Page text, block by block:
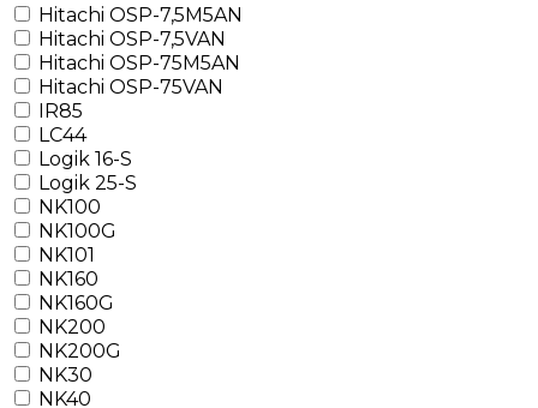
Hitachi OSP-7,5M5AN
Hitachi OSP-7,5VAN
Hitachi OSP-75M5AN
Hitachi OSP-75VAN
IR85
LC44
Logik 16-S
Logik 25-S
NK100
NK100G
NK101
NK160
NK160G
NK200
NK200G
NK30
NK40